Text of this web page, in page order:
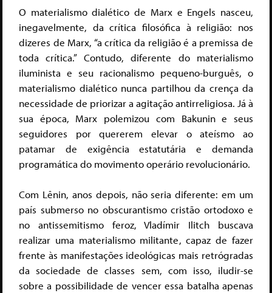
O materialismo dialético de Marx e Engels nasceu,
inegavelmente, da crítica filosófica à religião: nos
dizeres de Marx, “a crítica da religião é a premissa de
toda crítica.” Contudo, diferente do materialismo
iluminista e seu racionalismo pequeno-burguês, o
materialismo dialético nunca partilhou da crença da
necessidade de priorizar a agitação antirreligiosa. Já à
sua época, Marx polemizou com Bakunin e seus
seguidores por quererem elevar o ateísmo ao
patamar de exigência estatutária e demanda
programática do movimento operário revolucionário.
Com Lênin, anos depois, não seria diferente: em um
país submerso no obscurantismo cristão ortodoxo e
no antissemitismo feroz, Vladímir Ilitch buscava
realizar uma materialismo militante, capaz de fazer
frente às manifestações ideológicas mais retrógradas
da sociedade de classes sem, com isso, iludir-se
sobre a possibilidade de vencer essa batalha apenas